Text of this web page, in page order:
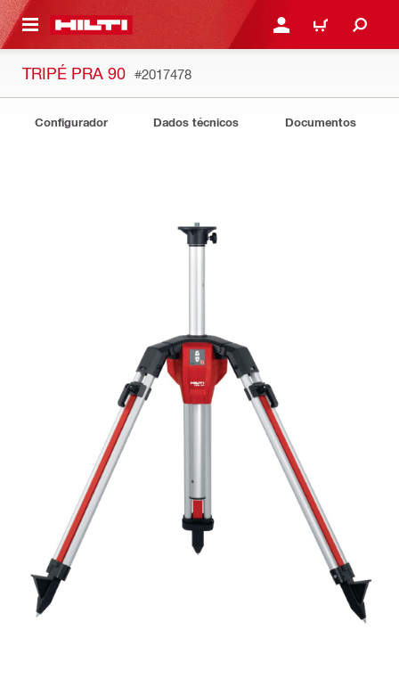
CONTENT ENTRAR OU REGISTAR
CARRINHO
TRIPÉ PRA 90 #2017478
Configurador Dados técnicos Documentos